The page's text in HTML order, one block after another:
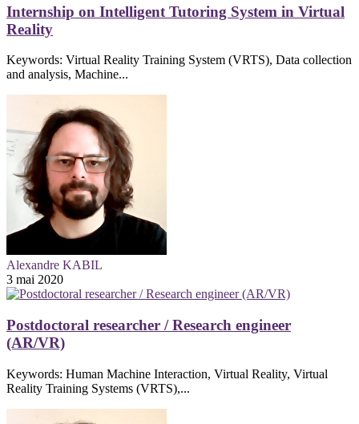
Internship on Intelligent Tutoring System in Virtual
Reality
Keywords: Virtual Reality Training System (VRTS), Data collection
and analysis, Machine...
Alexandre KABIL
3 mai 2020
Postdoctoral researcher / Research engineer
(AR/VR)
Keywords: Human Machine Interaction, Virtual Reality, Virtual
Reality Training Systems (VRTS),...